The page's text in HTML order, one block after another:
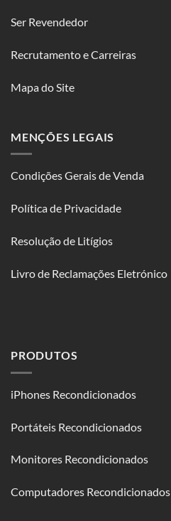
Ser Revendedor
Recrutamento e Carreiras
Mapa do Site
MENÇÕES LEGAIS
Condições Gerais de Venda
Política de Privacidade
Resolução de Litígios
Livro de Reclamações Eletrónico
PRODUTOS
iPhones Recondicionados
Portáteis Recondicionados
Monitores Recondicionados
Computadores Recondicionados